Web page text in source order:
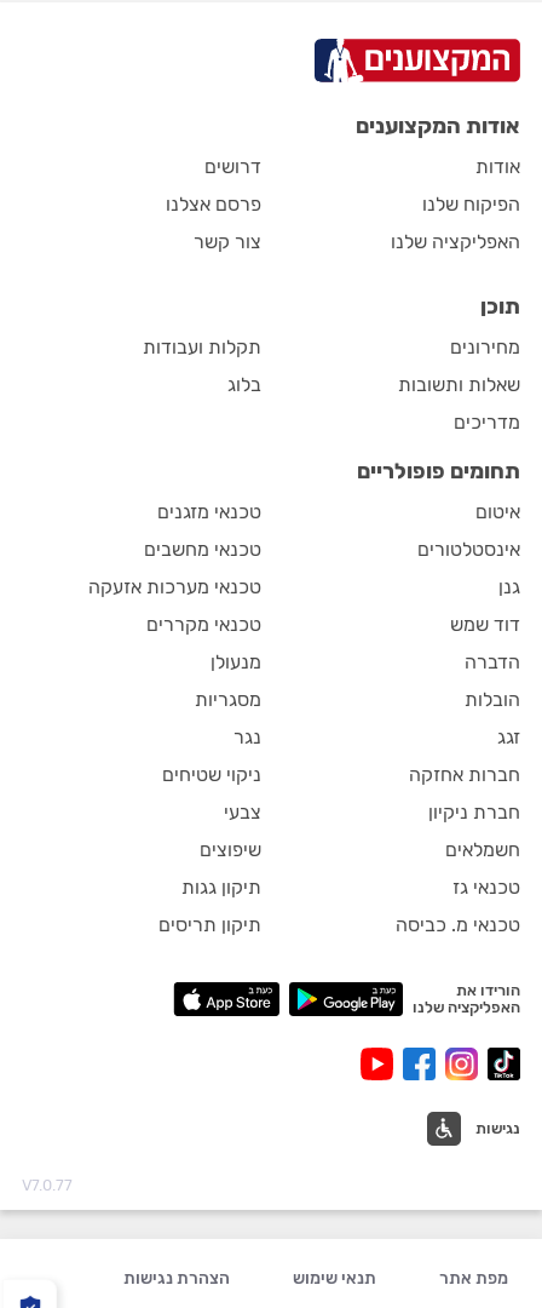
אודות המקצוענים
אודות
הפיקוח שלנו
האפליקציה שלנו
דרושים
פרסם אצלנו
צור קשר
תוכן
מחירונים
שאלות ותשובות
מדריכים
תקלות ועבודות
בלוג
תחומים פופולריים
איטום
אינסטלטורים
גנן
דוד שמש
הדברה
הובלות
זגג
חברות אחזקה
חברת ניקיון
חשמלאים
טכנאי גז
טכנאי מ. כביסה
טכנאי מזגנים
טכנאי מחשבים
טכנאי מערכות אזעקה
טכנאי מקררים
מנעולן
מסגריות
נגר
ניקוי שטיחים
צבעי
שיפוצים
תיקון גגות
תיקון תריסים
הורידו את
האפליקציה שלנו
נגישות
V7.0.77
מפת אתר תנאי שימוש
הצהרת נגישות